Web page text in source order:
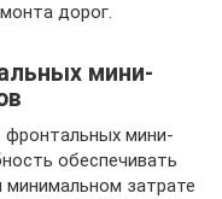
дорог.
мини-
мини-
обеспечивать
затрате